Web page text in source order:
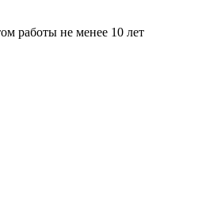
работы не менее 10 лет